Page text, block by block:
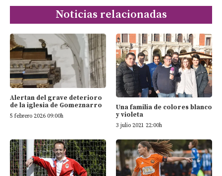
Noticias relacionadas
Alertan del grave deterioro
de la iglesia de Gomeznarro
5 febrero 2026 09:00h
Una familia de colores blanco
y violeta
3 julio 2021 22:00h